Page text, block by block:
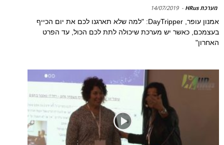
מערכת HRus -
14/07/2019
אמנון עופר, DayTripper: "למה שלא תארגנו לכם את יום הכייף
בעצמכם, כאשר יש מערכת שיכולה לתת לכם הכול, עד הפרט
האחרון"